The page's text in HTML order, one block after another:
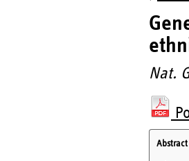
Nat.
Abstract